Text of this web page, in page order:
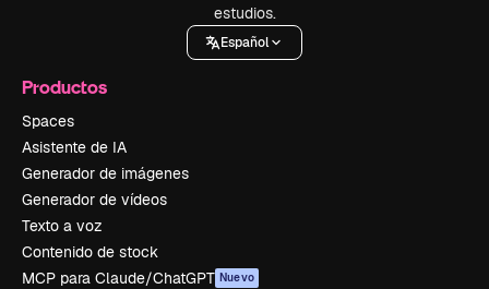
estudios.
Español
Productos
Spaces
Asistente de IA
Generador de imágenes
Generador de vídeos
Texto a voz
Contenido de stock
MCP para Claude/ChatGPT Nuevo